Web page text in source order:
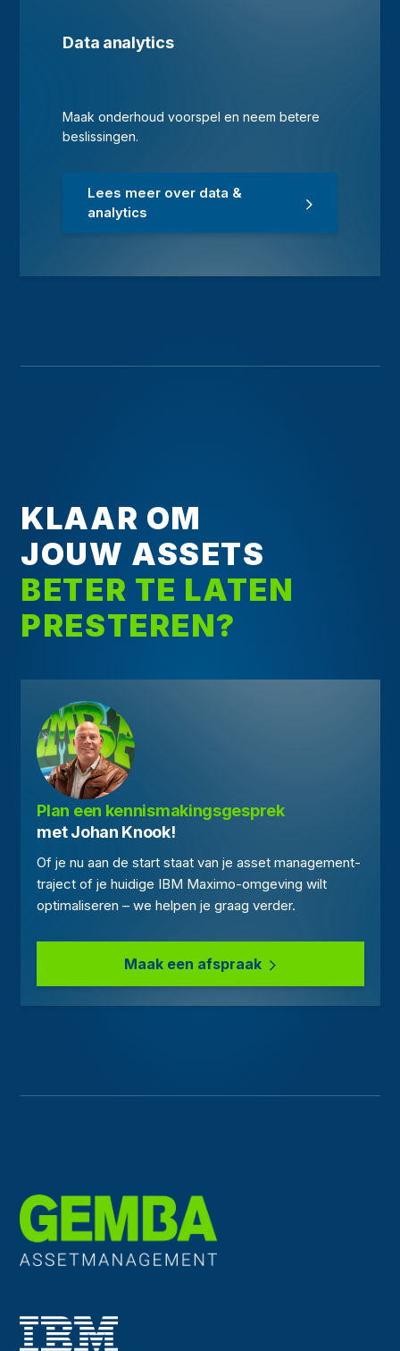
Data analytics
Maak onderhoud voorspel en neem betere
beslissingen.
Lees meer over data &
analytics
KLAAR OM
JOUW ASSETS
BETER TE LATEN
PRESTEREN?
Plan een kennismakingsgesprek
met Johan Knook!
Of je nu aan de start staat van je asset management-
traject of je huidige IBM Maximo-omgeving wilt
optimaliseren – we helpen je graag verder.
Maak een afspraak